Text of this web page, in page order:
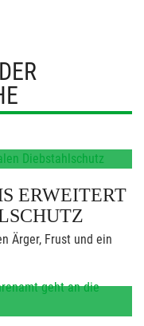
ERWEITERT
Ärger, Frust und ein